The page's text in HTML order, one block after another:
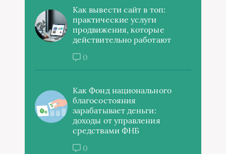
Как вывести сайт в топ:
практические услуги
продвижения, которые
действительно работают
0
Как Фонд национального
благосостояния
зарабатывает деньги:
доходы от управления
средствами ФНБ
0